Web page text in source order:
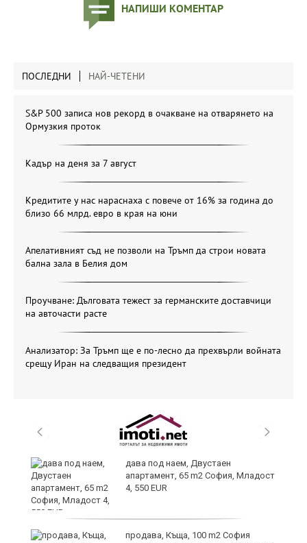
НАПИШИ КОМЕНТАР
ПОСЛЕДНИ НАЙ-ЧЕТЕНИ
S&P 500 записа нов рекорд в очакване на отварянето на
Ормузкия проток
Кадър на деня за 7 август
Кредитите у нас нараснаха с повече от 16% за година до
близо 66 млрд. евро в края на юни
Апелативният съд не позволи на Тръмп да строи новата
бална зала в Белия дом
Проучване: Дълговата тежест за германските доставчици
на авточасти расте
Анализатор: За Тръмп ще е по-лесно да прехвърли войната
срещу Иран на следващия президент
дава под наем, Двустаен
апартамент, 65 m2 София, Младост
4, 550 EUR
продава, Къща, 100 m2 София